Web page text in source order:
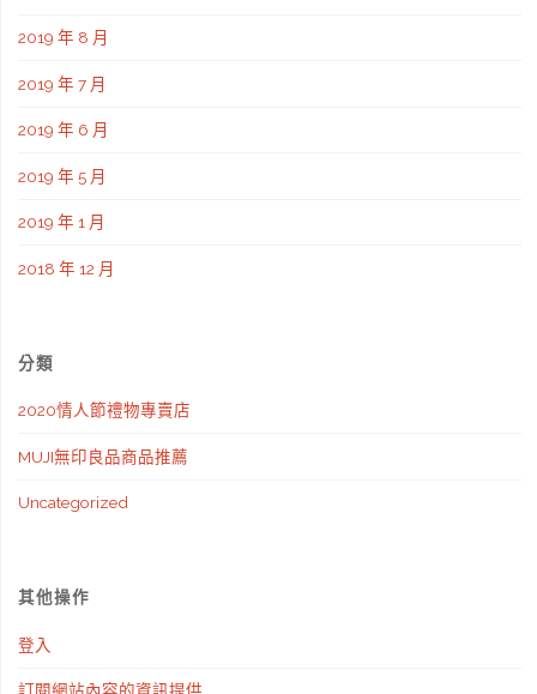
2019 年 8 月
2019 年 7 月
2019 年 6 月
2019 年 5 月
2019 年 1 月
2018 年 12 月
分類
2020情人節禮物專賣店
MUJI無印良品商品推薦
Uncategorized
其他操作
登入